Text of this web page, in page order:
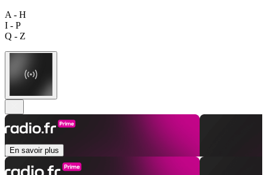
A - H
I - P
Q - Z
En savoir plus